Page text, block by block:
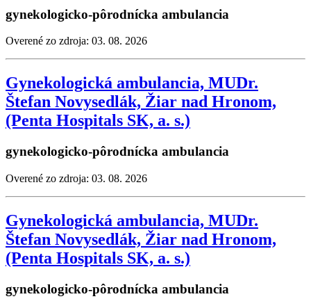
gynekologicko-pôrodnícka ambulancia
Overené zo zdroja: 03. 08. 2026
Gynekologická ambulancia, MUDr.
Štefan Novysedlák, Žiar nad Hronom,
(Penta Hospitals SK, a. s.)
gynekologicko-pôrodnícka ambulancia
Overené zo zdroja: 03. 08. 2026
Gynekologická ambulancia, MUDr.
Štefan Novysedlák, Žiar nad Hronom,
(Penta Hospitals SK, a. s.)
gynekologicko-pôrodnícka ambulancia